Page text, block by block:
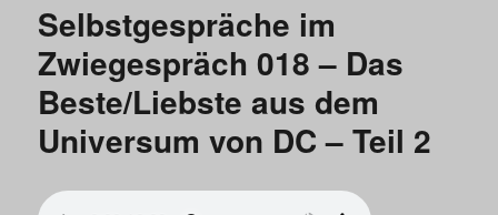
Selbstgespräche im
Zwiegespräch 018 – Das
Beste/Liebste aus dem
Universum von DC – Teil 2